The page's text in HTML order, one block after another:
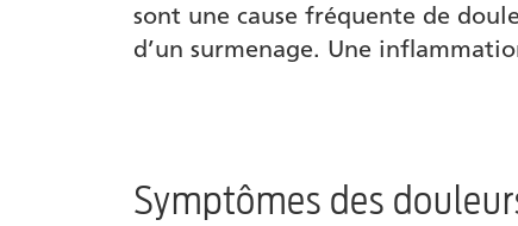
Auteur
sont une cause fréquente de
d’un surmenage. Une
Symptômes des